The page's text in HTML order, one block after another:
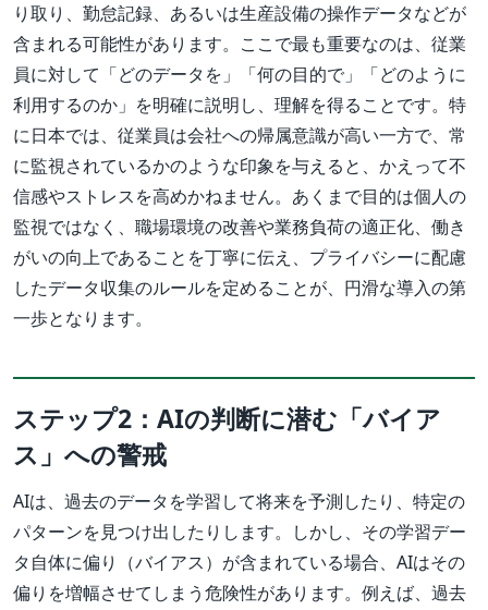
り取り、勤怠記録、あるいは生産設備の操作データなどが
含まれる可能性があります。ここで最も重要なのは、従業
員に対して「どのデータを」「何の目的で」「どのように
利用するのか」を明確に説明し、理解を得ることです。特
に日本では、従業員は会社への帰属意識が高い一方で、常
に監視されているかのような印象を与えると、かえって不
信感やストレスを高めかねません。あくまで目的は個人の
監視ではなく、職場環境の改善や業務負荷の適正化、働き
がいの向上であることを丁寧に伝え、プライバシーに配慮
したデータ収集のルールを定めることが、円滑な導入の第
一歩となります。
ステップ2：AIの判断に潜む「バイア
ス」への警戒
AIは、過去のデータを学習して将来を予測したり、特定の
パターンを見つけ出したりします。しかし、その学習デー
タ自体に偏り（バイアス）が含まれている場合、AIはその
偏りを増幅させてしまう危険性があります。例えば、過去